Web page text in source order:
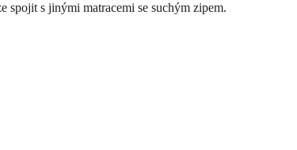
spojit s jinými matracemi se suchým zipem.